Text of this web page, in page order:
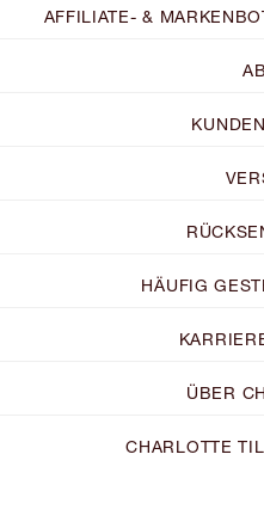
AFFILIATE- &
HÄUFIG
ÜBER
CHARLOTTE